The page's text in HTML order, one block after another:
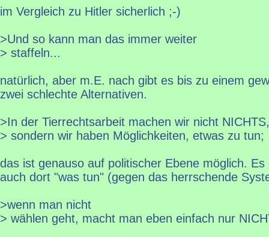
im Vergleich zu Hitler sicherlich ;-)
>Und so kann man das immer weiter
> staffeln...
natürlich, aber m.E. nach gibt es bis zu einem
zwei schlechte Alternativen.
>In der Tierrechtsarbeit machen wir nicht NICHTS,
> sondern wir haben Möglichkeiten, etwas zu tun;
das ist genauso auf politischer Ebene möglich.
auch dort "was tun" (gegen das herrschende
>wenn man nicht
> wählen geht, macht man eben einfach nur